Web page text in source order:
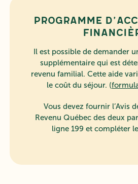
Programme
Il est possible de demander
supplémentaire qui est
revenu familial. Cette aide
le coût du séjour. (
Vous devez fournir l’Avis
Revenu Québec des deux
ligne 199 et compléter